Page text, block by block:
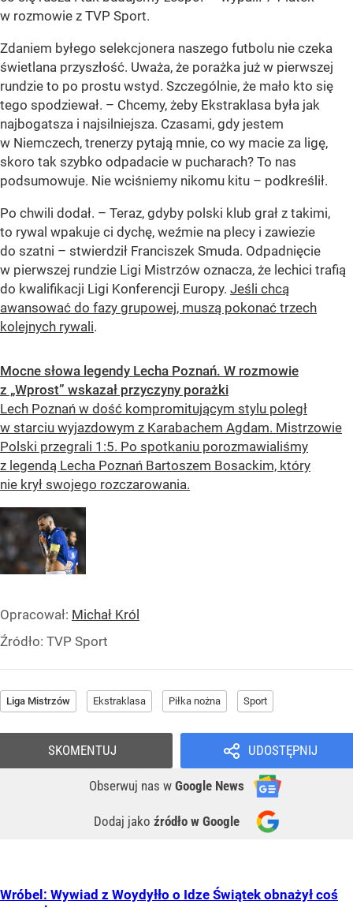
w rozmowie z TVP Sport.
Zdaniem byłego selekcjonera naszego futbolu nie czeka
świetlana przyszłość. Uważa, że porażka już w pierwszej
rundzie to po prostu wstyd. Szczególnie, że mało kto się
tego spodziewał. – Chcemy, żeby Ekstraklasa była jak
najbogatsza i najsilniejsza. Czasami, gdy jestem
w Niemczech, trenerzy pytają mnie, co wy macie za ligę,
skoro tak szybko odpadacie w pucharach? To nas
podsumowuje. Nie wciśniemy nikomu kitu – podkreślił.
Po chwili dodał. – Teraz, gdyby polski klub grał z takimi,
to rywal wpakuje ci dychę, weźmie na plecy i zawiezie
do szatni – stwierdził Franciszek Smuda. Odpadnięcie
w pierwszej rundzie Ligi Mistrzów oznacza, że lechici trafią
do kwalifikacji Ligi Konferencji Europy. Jeśli chcą
awansować do fazy grupowej, muszą pokonać trzech
kolejnych rywali.
Mocne słowa legendy Lecha Poznań. W rozmowie
z „Wprost” wskazał przyczyny porażki
Lech Poznań w dość kompromitującym stylu poległ
w starciu wyjazdowym z Karabachem Agdam. Mistrzowie
Polski przegrali 1:5. Po spotkaniu porozmawialiśmy
z legendą Lecha Poznań Bartoszem Bosackim, który
nie krył swojego rozczarowania.
Opracował: Michał Król
Źródło: TVP Sport
Liga Mistrzów Ekstraklasa Piłka nożna Sport
UDOSTĘPNIJ
Obserwuj nas w Google News
Dodaj jako źródło w Google
SKOMENTUJ
Wróbel: Wywiad z Woydyłło o Idze Świątek obnażył coś